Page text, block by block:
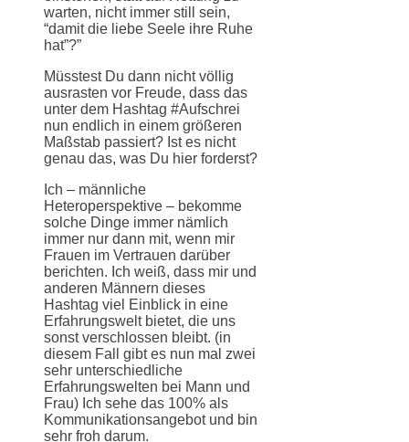
warten, nicht immer still sein,
“damit die liebe Seele ihre Ruhe
hat”?”
Müsstest Du dann nicht völlig
ausrasten vor Freude, dass das
unter dem Hashtag #Aufschrei
nun endlich in einem größeren
Maßstab passiert? Ist es nicht
genau das, was Du hier forderst?
Ich – männliche
Heteroperspektive – bekomme
solche Dinge immer nämlich
immer nur dann mit, wenn mir
Frauen im Vertrauen darüber
berichten. Ich weiß, dass mir und
anderen Männern dieses
Hashtag viel Einblick in eine
Erfahrungswelt bietet, die uns
sonst verschlossen bleibt. (in
diesem Fall gibt es nun mal zwei
sehr unterschiedliche
Erfahrungswelten bei Mann und
Frau) Ich sehe das 100% als
Kommunikationsangebot und bin
sehr froh darum.